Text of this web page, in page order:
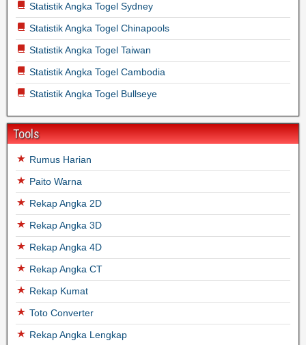
Statistik Angka Togel Sydney
Statistik Angka Togel Chinapools
Statistik Angka Togel Taiwan
Statistik Angka Togel Cambodia
Statistik Angka Togel Bullseye
Tools
Rumus Harian
Paito Warna
Rekap Angka 2D
Rekap Angka 3D
Rekap Angka 4D
Rekap Angka CT
Rekap Kumat
Toto Converter
Rekap Angka Lengkap